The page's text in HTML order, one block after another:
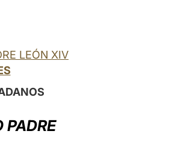
LEÓN XIV
PADRE